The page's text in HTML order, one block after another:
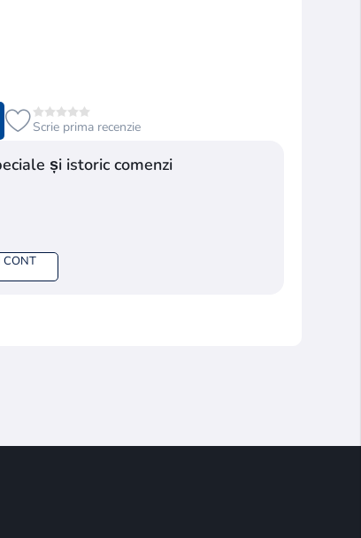
Scrie prima recenzie
și istoric comenzi
CONT